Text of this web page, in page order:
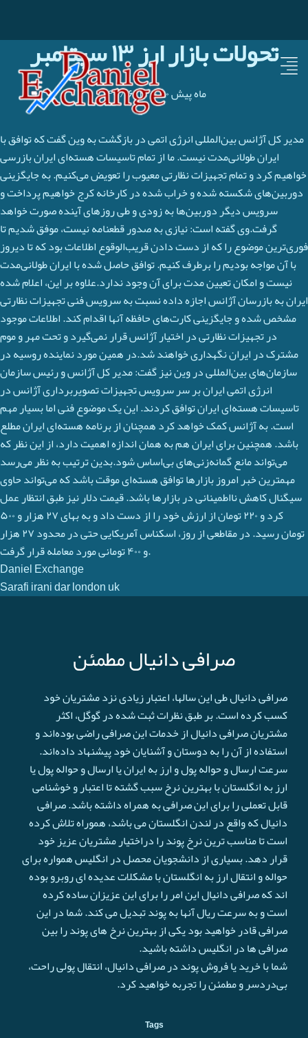
تحولات بازار ارز ۱۳ سپتامبر
۱۴۰۰/۰۶/۲۲- ۶۰ ماه پیش
مدیر کل آژانس بین‌المللی انرژی اتمی در بازگشت به وین گفت که توافق با
ایران طولانی‌مدت نیست. ما از تمام تاسیسات هسته‌ای ایران بازرسی
خواهیم کرد و تمام تجهیزات نظارتی معیوب را تعویض می‌کنیم. به جایگزینی
دوربین‌های شکسته شده و خراب شده در کارخانه کرج خواهیم پرداخت و
سرویس دیگر دوربین‌ها به زودی و طی روزهای آینده صورت خواهد
گرفت.وی گفته است: نیازی به صدور قطعنامه نیست، موفق شدیم تا
فوری‌ترین موضوع را که از دست دادن قریب‌الوقوع اطلاعات بود که تا دیروز
با آن مواجه بودیم را برطرف کنیم. توافق حاصل شده با ایران طولانی‌مدت
نیست و امکان تعیین مدت برای آن وجود ندارد.علاوه بر این، اعلام شده
ایران به بازرسان آژانس اجازه داده نسبت به سرویس فنی تجهیزات نظارتی
مشخص شده و جایگزینی کارت‌های حافظه آنها اقدام کند. اطلاعات موجود
در تجهیزات نظارتی در اختیار آژانس قرار نمی‌گیرد و تحت مهر و موم
مشترک در ایران نگهداری خواهند شد.در همین مورد نماینده روسیه در
سازمان‌های بین‌المللی در وین نیز گفت: مدیر کل آژانس و رئیس سازمان
انرژی اتمی ایران بر سر سرویس تجهیزات تصویربرداری آژانس در
تاسیسات هسته‌ای ایران توافق کردند. این یک موضوع فنی اما بسیار مهم
است. به آژانس کمک خواهد کرد همچنان از برنامه هسته‌ای ایران مطلع
باشد. همچنین برای ایران هم به همان اندازه اهمیت دارد، از این نظر که
می‌تواند مانع گمانه‌زنی‌های بی‌اساس شود.بدین ترتیب به نظر می‌رسد
مهمترین خبر امروز بازارها توافق هسته‌ای موقت باشد که می‌تواند حاوی
سیگنال کاهش نااطمینانی در بازارها باشد. قیمت دلار نیز طبق انتظار عمل
کرد و ۲۲۰ تومان از ارزش خود را از دست داد و به بهای ۲۷ هزار و ۵۰۰
تومان رسید. در مقاطعی از روز، اسکناس آمریکایی حتی در محدود ۲۷ هزار
و ۴۰۰ تومانی مورد معامله قرار گرفت.
Daniel Exchange
Sarafi irani dar london uk
صرافی دانیال مطمئن
صرافی دانیال طی این سالها، اعتبار زیادی نزد مشتریان خود
کسب کرده است. بر طبق نظرات ثبت شده در گوگل، اکثر
مشتریان صرافی دانیال از خدمات این صرافی راضی بوده‌اند و
استفاده از آن را به دوستان و آشنایان خود پیشنهاد داده‌اند.
سرعت ارسال و حواله پول و ارز به ایران یا ارسال و حواله پول یا
ارز به انگلستان با بهترین نرخ سبب گشته تا اعتبار و خوشنامی
قابل تعملی را برای این صرافی به همراه داشته باشد. صرافی
دانیال که واقع در لندن انگلستان می باشد، هموراه تلاش کرده
است تا مناسب ترین نرخ پوند را دراختیار مشتریان عزیز خود
قرار دهد. بسیاری از دانشجویان محصل در انگلیس همواره برای
حواله و انتقال ارز به انگلستان با مشکلات عدیده ای روبرو بوده
اند که صرافی دانیال این امر را برای این عزیزان ساده کرده
است و به سرعت ريال آنها به پوند تبدیل می کند. شما در این
صرافی قادر خواهید بود یکی از بهترین نرخ های پوند را بین
صرافی ها در انگلیس داشته باشید.
شما با خرید یا فروش پوند در صرافی دانیال، انتقال پولی راحت،
بی‌دردسر و مطمئن را تجربه خواهید کرد.
Tags